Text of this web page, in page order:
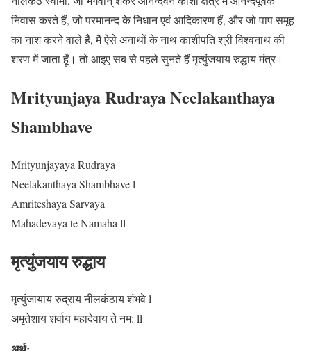
निवास करते हैं, जो परमानन्द के निधान एवं आदिकारण हैं, और जो पाप समूह
का नाश करने वाले हैं, मैं ऐसे अनाथों के नाथ काशीपति श्री विश्वनाथ की
शरण में जाता हूँ। तो आइए सब से पहले सुनते हैं मृत्युंजयाय रुद्धाय मंत्र।
Mrityunjaya Rudraya Neelakanthaya
Shambhave
Mrityunjayaya Rudraya
Neelakanthaya Shambhave l
Amriteshaya Sarvaya
Mahadevaya te Namaha ll
मृत्युंजयाय रुद्धाय
मृत्युंजायाय रुद्राय नीलकंठाय शंभवे l
अमृतेशाय शर्वाय महादेवाय ते नम: ll